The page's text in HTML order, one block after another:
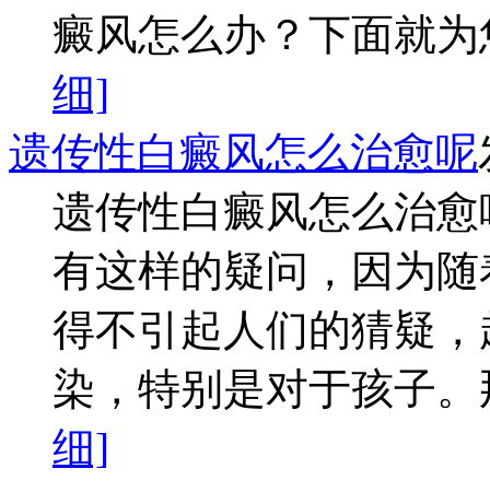
癜风怎么办？下面就
细]
遗传性白癜风怎么治愈呢
遗传性白癜风怎么治
有这样的疑问，因为
得不引起人们的猜疑
染，特别是对于孩子
细]